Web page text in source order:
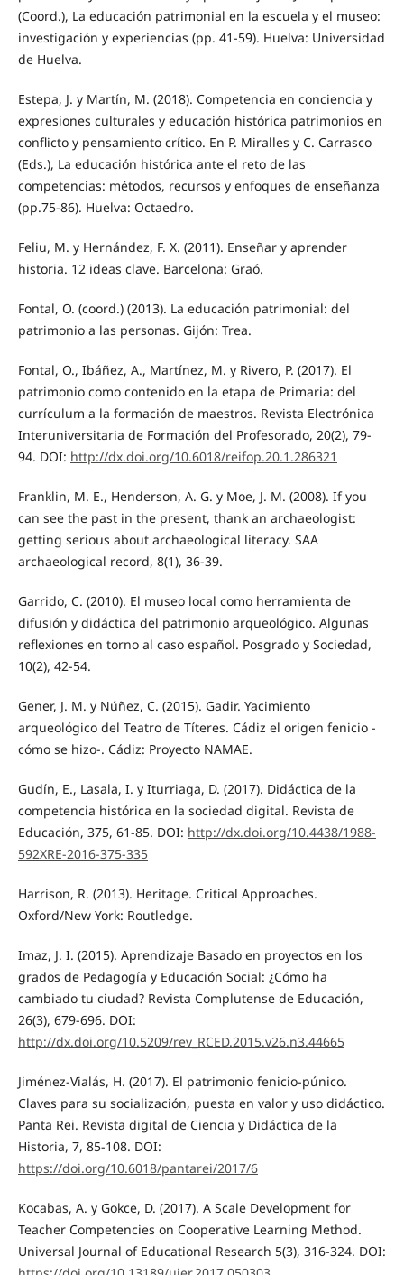
(Coord.), La educación patrimonial en la escuela y el museo:
investigación y experiencias (pp. 41-59). Huelva: Universidad
de Huelva.
Estepa, J. y Martín, M. (2018). Competencia en conciencia y
expresiones culturales y educación histórica patrimonios en
conflicto y pensamiento crítico. En P. Miralles y C. Carrasco
(Eds.), La educación histórica ante el reto de las
competencias: métodos, recursos y enfoques de enseñanza
(pp.75-86). Huelva: Octaedro.
Feliu, M. y Hernández, F. X. (2011). Enseñar y aprender
historia. 12 ideas clave. Barcelona: Graó.
Fontal, O. (coord.) (2013). La educación patrimonial: del
patrimonio a las personas. Gijón: Trea.
Fontal, O., Ibáñez, A., Martínez, M. y Rivero, P. (2017). El
patrimonio como contenido en la etapa de Primaria: del
currículum a la formación de maestros. Revista Electrónica
Interuniversitaria de Formación del Profesorado, 20(2), 79-
94. DOI: http://dx.doi.org/10.6018/reifop.20.1.286321
Franklin, M. E., Henderson, A. G. y Moe, J. M. (2008). If you
can see the past in the present, thank an archaeologist:
getting serious about archaeological literacy. SAA
archaeological record, 8(1), 36-39.
Garrido, C. (2010). El museo local como herramienta de
difusión y didáctica del patrimonio arqueológico. Algunas
reflexiones en torno al caso español. Posgrado y Sociedad,
10(2), 42-54.
Gener, J. M. y Núñez, C. (2015). Gadir. Yacimiento
arqueológico del Teatro de Títeres. Cádiz el origen fenicio -
cómo se hizo-. Cádiz: Proyecto NAMAE.
Gudín, E., Lasala, I. y Iturriaga, D. (2017). Didáctica de la
competencia histórica en la sociedad digital. Revista de
Educación, 375, 61-85. DOI: http://dx.doi.org/10.4438/1988-
592XRE-2016-375-335
Harrison, R. (2013). Heritage. Critical Approaches.
Oxford/New York: Routledge.
Imaz, J. I. (2015). Aprendizaje Basado en proyectos en los
grados de Pedagogía y Educación Social: ¿Cómo ha
cambiado tu ciudad? Revista Complutense de Educación,
26(3), 679-696. DOI:
http://dx.doi.org/10.5209/rev_RCED.2015.v26.n3.44665
Jiménez-Vialás, H. (2017). El patrimonio fenicio-púnico.
Claves para su socialización, puesta en valor y uso didáctico.
Panta Rei. Revista digital de Ciencia y Didáctica de la
Historia, 7, 85-108. DOI:
https://doi.org/10.6018/pantarei/2017/6
Kocabas, A. y Gokce, D. (2017). A Scale Development for
Teacher Competencies on Cooperative Learning Method.
Universal Journal of Educational Research 5(3), 316-324. DOI: